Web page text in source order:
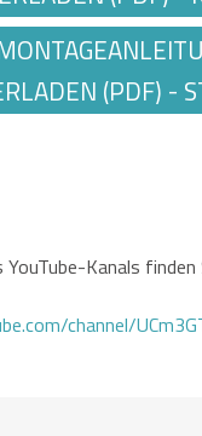
(PDF) -
YouTube-Kanals
channel/